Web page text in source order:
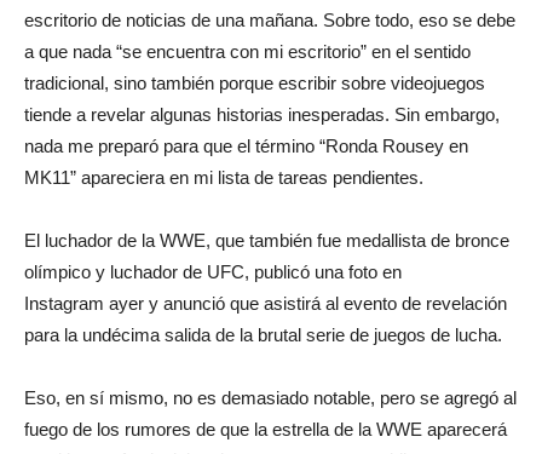
escritorio de noticias de una mañana. Sobre todo, eso se debe
a que nada “se encuentra con mi escritorio” en el sentido
tradicional, sino también porque escribir sobre videojuegos
tiende a revelar algunas historias inesperadas. Sin embargo,
nada me preparó para que el término “Ronda Rousey en
MK11” apareciera en mi lista de tareas pendientes.
El luchador de la WWE, que también fue medallista de bronce
olímpico y luchador de UFC, publicó una foto en
Instagram ayer y anunció que asistirá al evento de revelación
para la undécima salida de la brutal serie de juegos de lucha.
Eso, en sí mismo, no es demasiado notable, pero se agregó al
fuego de los rumores de que la estrella de la WWE aparecerá